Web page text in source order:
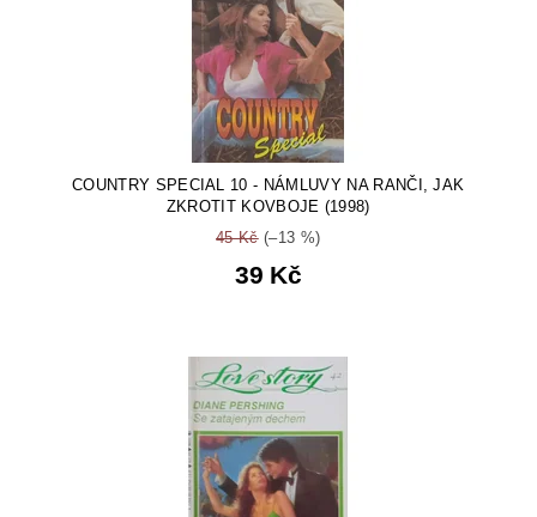
COUNTRY SPECIAL 10 - NÁMLUVY NA RANČI, JAK
ZKROTIT KOVBOJE (1998)
45 Kč(–13 %)
39 Kč